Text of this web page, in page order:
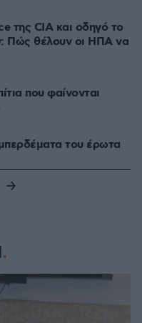
της CIA και οδηγό το
Πώς θέλουν οι ΗΠΑ να
που φαίνονται
του έρωτα